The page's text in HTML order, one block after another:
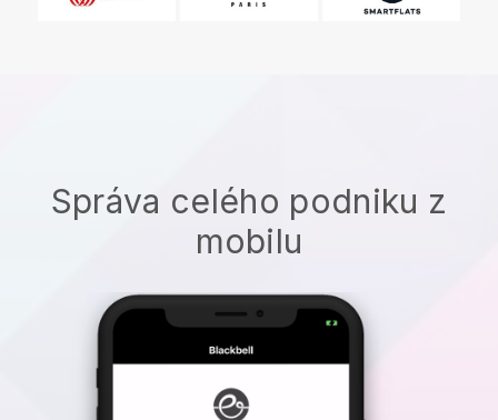
Správa celého podniku z
mobilu